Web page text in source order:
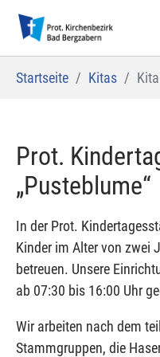
Zum Hauptinhalt springen
Startseite Kitas
Prot.
„Pusteblume“
In der Prot.
Kinder im Alter von zwei
betreuen. Unsere
ab 07:30 bis 16:00 Uhr
Wir arbeiten nach dem
Stammgruppen, die